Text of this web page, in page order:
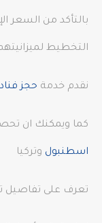
بالتأكد من السعر
التخطيط
نقدم خدمة حجز
كما ويمكنك ان
اسطنبول وتركيا
تعرف على تفاصيل